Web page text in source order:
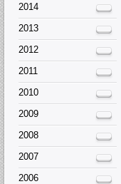
2014
2013
2012
2011
2010
2009
2008
2007
2006